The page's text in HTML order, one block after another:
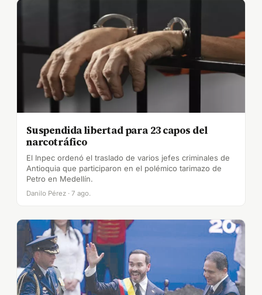
Suspendida libertad para 23 capos del
narcotráfico
El Inpec ordenó el traslado de varios jefes criminales de
Antioquia que participaron en el polémico tarimazo de
Petro en Medellín.
Danilo Pérez · 7 ago.